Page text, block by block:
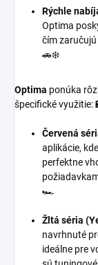
Rýchle
Optima
čím
🚗❄️
Optima ponúka
špecifické
Červená
aplikácie,
perfektne
🏎️
Žltá séria
navrhnuté
ideálne pre